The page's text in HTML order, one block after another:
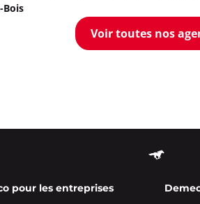
Appeler
Appeler
Bois
Voir toutes nos
pour les entreprises